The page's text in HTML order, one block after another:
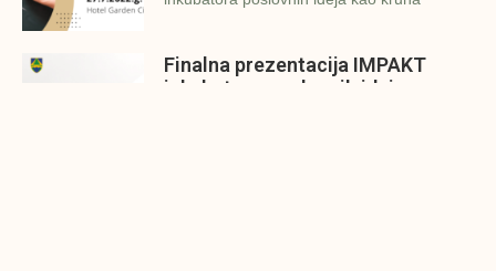
Finalna prezentacija IMPAKT
inkubatora poslovnih ideja